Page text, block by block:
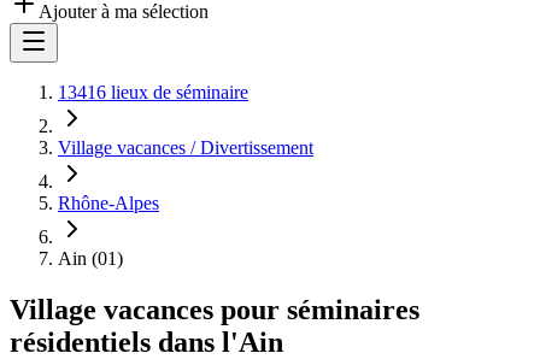
Ajouter à ma sélection
13416 lieux de séminaire
Village vacances / Divertissement
Rhône-Alpes
Ain (01)
Village vacances pour séminaires
résidentiels dans l'Ain